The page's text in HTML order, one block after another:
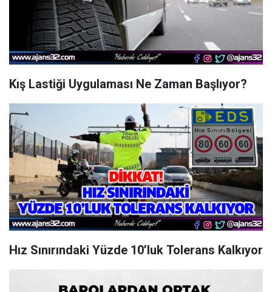
Kış Lastiği Uygulaması Ne Zaman Başlıyor?
Hız Sınırındaki Yüzde 10’luk Tolerans Kalkıyor